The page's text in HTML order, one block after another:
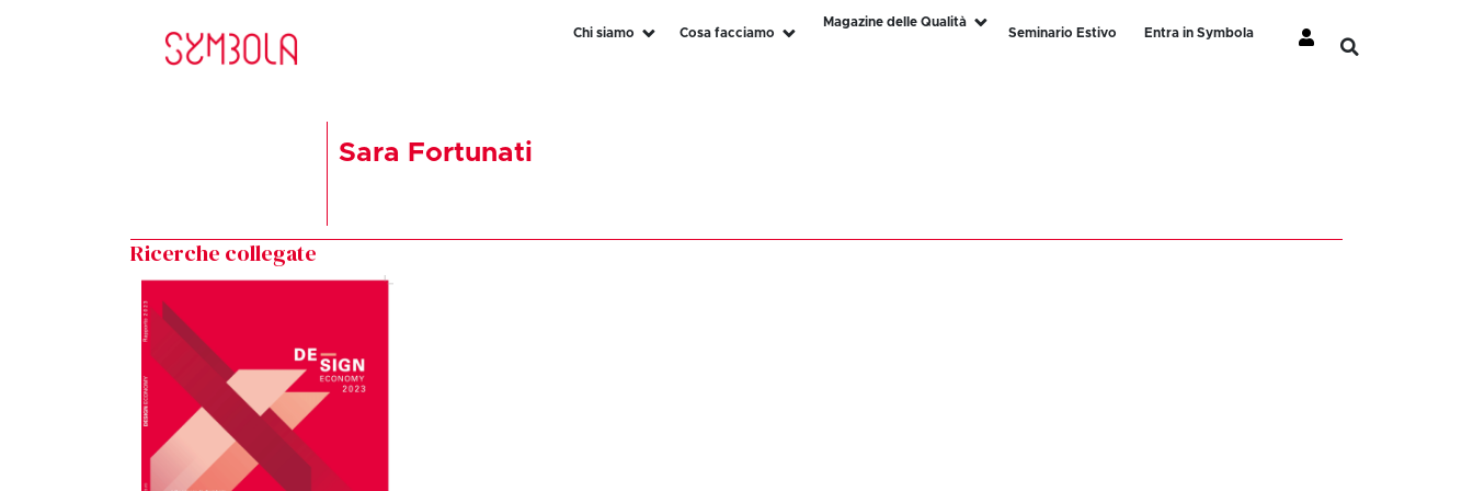
Chi siamo Cosa facciamo
Magazine delle Qualità
Seminario Estivo
Entra in Symbola
Sara Fortunati
Ricerche collegate